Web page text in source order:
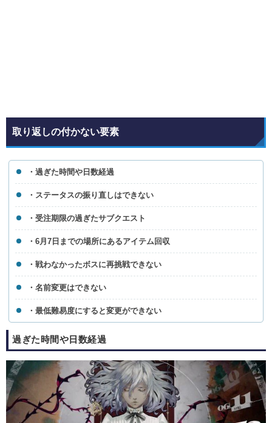
取り返しの付かない要素
・過ぎた時間や日数経過
・ステータスの振り直しはできない
・受注期限の過ぎたサブクエスト
・6月7日までの場所にあるアイテム回収
・戦わなかったボスに再挑戦できない
・名前変更はできない
・最低難易度にすると変更ができない
過ぎた時間や日数経過